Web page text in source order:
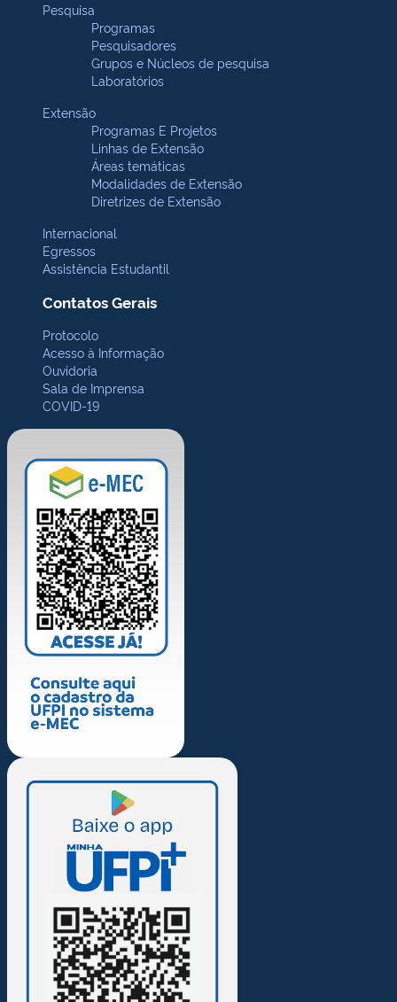
Pesquisa
Programas
Pesquisadores
Grupos e Núcleos de pesquisa
Laboratórios
Extensão
Programas E Projetos
Linhas de Extensão
Áreas temáticas
Modalidades de Extensão
Diretrizes de Extensão
Internacional
Egressos
Assistência Estudantil
Contatos Gerais
Protocolo
Acesso à Informação
Ouvidoria
Sala de Imprensa
COVID-19